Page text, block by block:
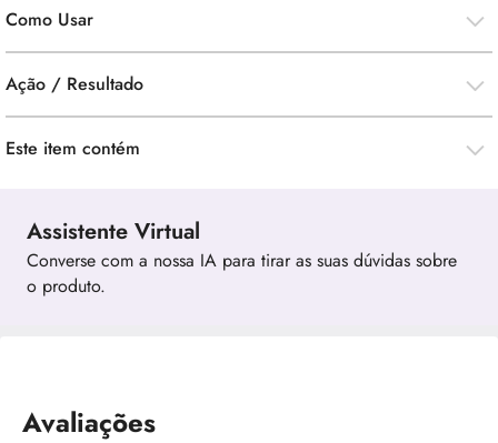
Como Usar
Ação / Resultado
Este item contém
Assistente Virtual
Converse com a nossa IA para tirar as suas dúvidas sobre
o produto.
Avaliações